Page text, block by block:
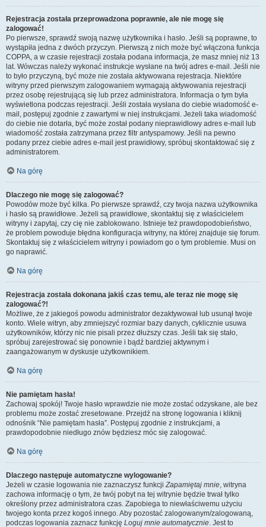
Rejestracja została przeprowadzona poprawnie, ale nie mogę się
zalogować!
Po pierwsze, sprawdź swoją nazwę użytkownika i hasło. Jeśli są poprawne, to
wystąpiła jedna z dwóch przyczyn. Pierwszą z nich może być włączona funkcja
COPPA, a w czasie rejestracji została podana informacja, że masz mniej niż 13
lat. Wówczas należy wykonać instrukcje wysłane na twój adres e-mail. Jeśli nie
to było przyczyną, być może nie została aktywowana rejestracja. Niektóre
witryny przed pierwszym zalogowaniem wymagają aktywowania rejestracji
przez osobę rejestrującą się lub przez administratora. Informacja o tym była
wyświetlona podczas rejestracji. Jeśli została wysłana do ciebie wiadomość e-
mail, postępuj zgodnie z zawartymi w niej instrukcjami. Jeżeli taka wiadomość
do ciebie nie dotarła, być może został podany nieprawidłowy adres e-mail lub
wiadomość została zatrzymana przez filtr antyspamowy. Jeśli na pewno
podany przez ciebie adres e-mail jest prawidłowy, spróbuj skontaktować się z
administratorem.
Na górę
Dlaczego nie mogę się zalogować?
Powodów może być kilka. Po pierwsze sprawdź, czy twoja nazwa użytkownika
i hasło są prawidłowe. Jeżeli są prawidłowe, skontaktuj się z właścicielem
witryny i zapytaj, czy cię nie zablokowano. Istnieje też prawdopodobieństwo,
że problem powoduje błędna konfiguracja witryny, na której znajduje się forum.
Skontaktuj się z właścicielem witryny i powiadom go o tym problemie. Musi on
go naprawić.
Na górę
Rejestracja została dokonana jakiś czas temu, ale teraz nie mogę się
zalogować?!
Możliwe, że z jakiegoś powodu administrator dezaktywował lub usunął twoje
konto. Wiele witryn, aby zmniejszyć rozmiar bazy danych, cyklicznie usuwa
użytkowników, którzy nic nie pisali przez dłuższy czas. Jeśli tak się stało,
spróbuj zarejestrować się ponownie i bądź bardziej aktywnym i
zaangażowanym w dyskusje użytkownikiem.
Na górę
Nie pamiętam hasła!
Zachowaj spokój! Twoje hasło wprawdzie nie może zostać odzyskane, ale bez
problemu może zostać zresetowane. Przejdź na stronę logowania i kliknij
odnośnik “Nie pamiętam hasła”. Postępuj zgodnie z instrukcjami, a
prawdopodobnie niedługo znów będziesz móc się zalogować.
Na górę
Dlaczego następuje automatyczne wylogowanie?
Jeżeli w czasie logowania nie zaznaczysz funkcjiZapamiętaj mnie, witryna
zachowa informację o tym, że twój pobyt na tej witrynie będzie trwał tylko
określony przez administratora czas. Zapobiega to niewłaściwemu użyciu
twojego konta przez kogoś innego. Aby pozostać zalogowanym/zalogowaną,
podczas logowania zaznacz funkcję Loguj mnie automatycznie. Jest to